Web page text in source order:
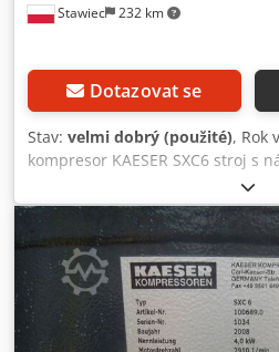
Stawiec 232 km
Dotazovat se
Stav: velmi dobrý (použité), Rok
kompresor KAESER SXC6 stroj s
po servisu Dodpeyt H Srofx Apwekr